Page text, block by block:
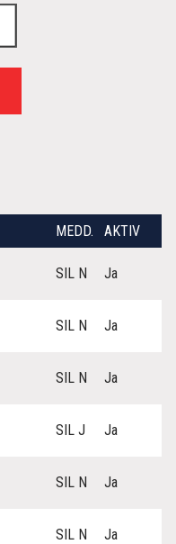
MEDD. AKTIV
SIL N Ja
SIL N Ja
SIL N Ja
SIL J Ja
SIL N Ja
SIL N Ja